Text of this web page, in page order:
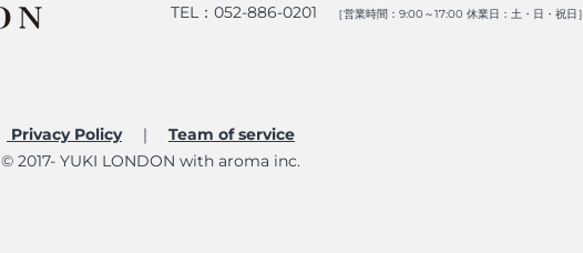
TEL：052-886-0201
［営業時間：9:00～17:00 休業日：土・日・祝日］
Privacy Policy｜ Team of service​
© 2017- YUKI LONDON with aroma inc.